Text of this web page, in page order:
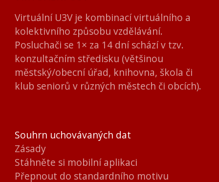
Virtuální U3V je kombinací virtuálního a
kolektivního způsobu vzdělávání.
Posluchači se 1× za 14 dní schází v tzv.
konzultačním středisku (většinou
městský/obecní úřad, knihovna, škola či
klub seniorů v různých městech či obcích).
Souhrn uchovávaných dat
Zásady
Stáhněte si mobilní aplikaci
Přepnout do standardního motivu